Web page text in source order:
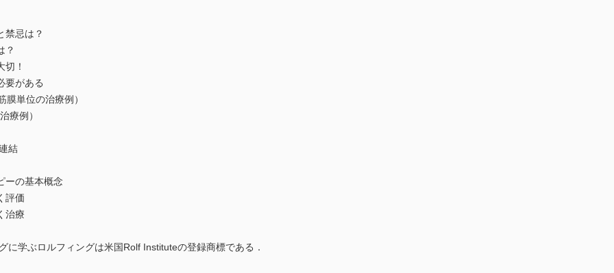
忌は？
？
！
がある
単位の治療例）
療例）
結
の基本概念
評価
治療
ぶロルフィングは米国Rolf Instituteの登録商標である．